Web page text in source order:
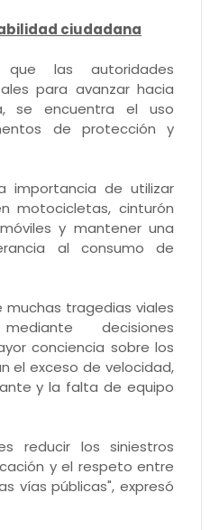
ciudadana
las autoridades
para avanzar hacia
se encuentra el uso
de protección y
importancia de utilizar
motocicletas, cinturón
y mantener una
al consumo de
tragedias viales
decisiones
conciencia sobre los
el exceso de velocidad,
y la falta de equipo
reducir los siniestros
y el respeto entre
vías públicas", expresó